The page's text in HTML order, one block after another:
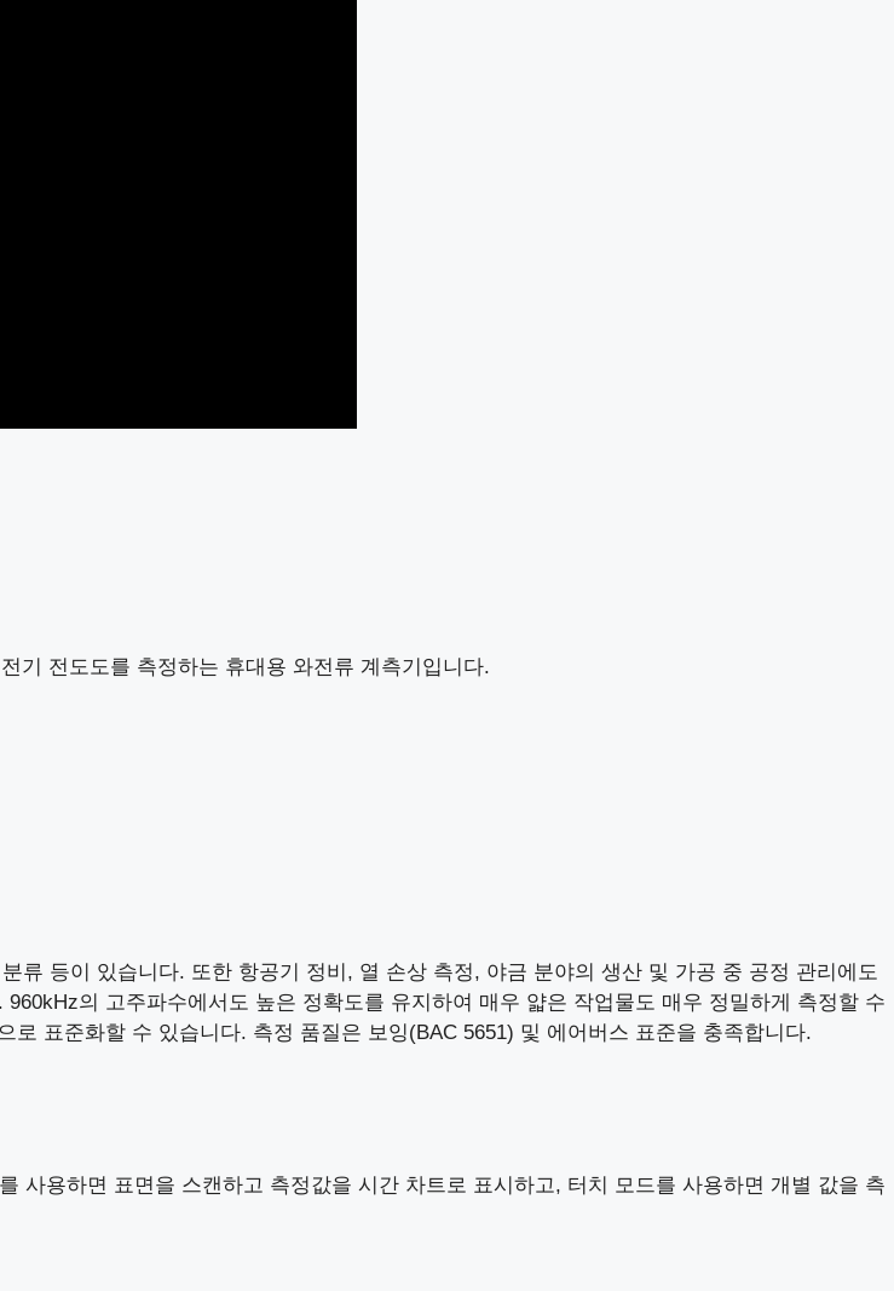
기 전도도를 측정하는 휴대용 와전류 계측기입니다.
류 등이 있습니다. 또한 항공기 정비, 열 손상 측정, 야금 분야의 생산 및 가공 중 공정 관리에도
의 고주파수에서도 높은 정확도를 유지하여 매우 얇은 작업물도 매우 정밀하게 측정할 수
표준화할 수 있습니다. 측정 품질은 보잉(BAC 5651) 및 에어버스 표준을 충족합니다.
사용하면 표면을 스캔하고 측정값을 시간 차트로 표시하고, 터치 모드를 사용하면 개별 값을 측